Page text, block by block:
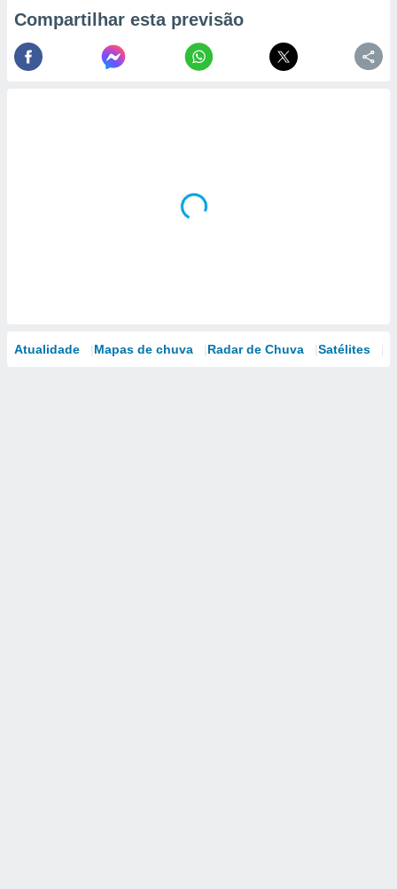
Compartilhar esta previsão
Atualidade Mapas de chuva Radar de Chuva Satélites